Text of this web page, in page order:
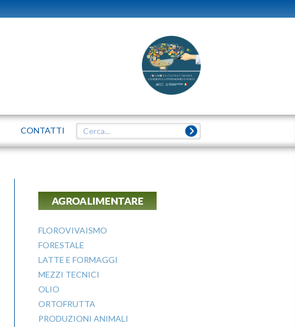
CONTATTI
AGROALIMENTARE
FLOROVIVAISMO
FORESTALE
LATTE E FORMAGGI
MEZZI TECNICI
OLIO
ORTOFRUTTA
PRODUZIONI ANIMALI